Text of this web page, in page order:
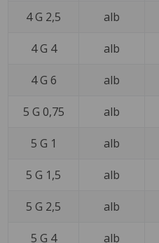
4 G 2,5 alb
4 G 4 alb
4 G 6 alb
5 G 0,75 alb
5 G 1 alb
5 G 1,5 alb
5 G 2,5 alb
5 G 4 alb